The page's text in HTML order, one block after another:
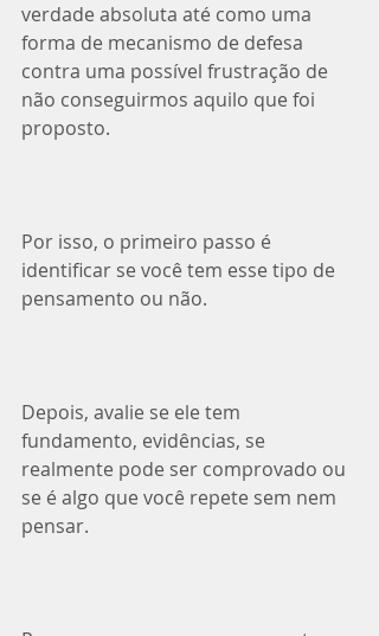
verdade absoluta até como uma
forma de mecanismo de defesa
contra uma possível frustração de
não conseguirmos aquilo que foi
proposto.⁣
Por isso, o primeiro passo é
identificar se você tem esse tipo de
pensamento ou não.⁣
Depois, avalie se ele tem
fundamento, evidências, se
realmente pode ser comprovado ou
se é algo que você repete sem nem
pensar.⁣